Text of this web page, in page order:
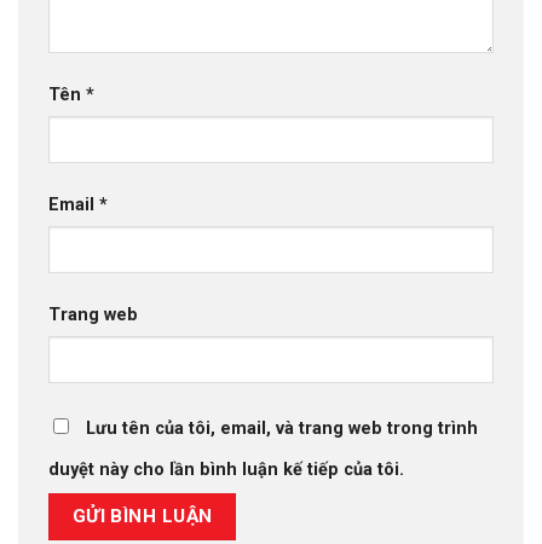
Tên *
Email *
Trang web
Lưu tên của tôi, email, và trang web trong trình
duyệt này cho lần bình luận kế tiếp của tôi.